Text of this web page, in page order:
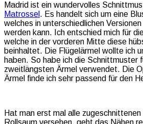
Madrid ist ein wundervolles
Matrossel . Es handelt sich um eine
welches in unterschiedlichen
werden kann. Ich entschied mich für
welche in der vorderen Mitte diese
beinhaltet. Die Flügelärmel wollte ich
haben. So habe ich die Schnittmuster
zweitlängsten Ärmel verwendet. Die
Ärmel finde ich sehr passend für den
Hat man erst mal alle